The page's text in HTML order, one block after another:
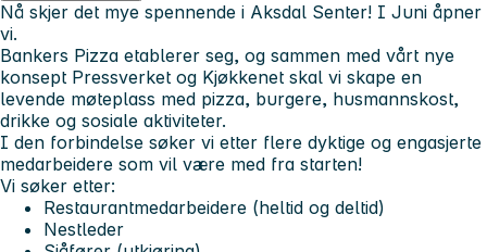
Nå skjer det mye spennende i Aksdal Senter! I Juni åpner
vi.
Bankers Pizza etablerer seg, og sammen med vårt nye
konsept Pressverket og Kjøkkenet skal vi skape en
levende møteplass med pizza, burgere, husmannskost,
drikke og sosiale aktiviteter.
I den forbindelse søker vi etter flere dyktige og engasjerte
medarbeidere som vil være med fra starten!
Vi søker etter:
Restaurantmedarbeidere (heltid og deltid)
Nestleder